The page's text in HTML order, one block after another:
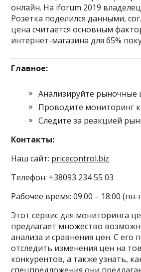
онлайн. На iforum 2019
Розетка поделился данными,
цена считается основным
интернет-магазина для 65%
Главное:
Анализируйте рыночные
Проводите мониторинг
Следите за реакцией
Контакты:
Наш сайт: pricecontrol.biz
Телефон: +38093 234 55 03
Рабочее время: 09:00 – 18:00 (пн-
Этот сервис для мониторинга
предлагает множество
анализа и сравнения цен. С
отследить изменения цен на
конкурентов, а также узнать,